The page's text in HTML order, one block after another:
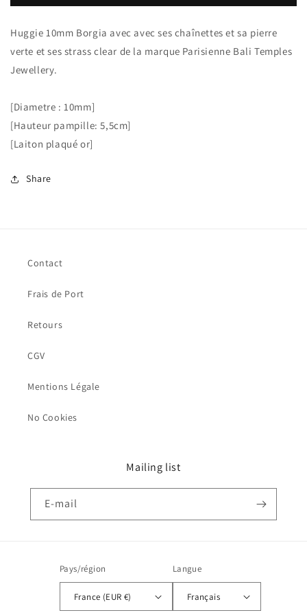
Temples
10
Vintage
Borgia
chaînette
Temples
10
Vintage
Huggie 10mm Borgia avec avec ses chaînettes et sa pierre
verte et ses strass clear de la marque Parisienne Bali Temples
Jewellery.
[Diametre : 10mm]
[Hauteur pampille: 5,5cm]
[Laiton plaqué or]
Share
Contact
Frais de Port
Retours
CGV
Mentions Légale
No Cookies
Mailing list
E-mail
Pays/région
France (EUR €)
Langue
Français